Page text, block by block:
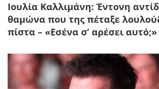
Ιουλία Καλλιμάνη: Έντονη
θαμώνα που της πέταξε
πίστα – «Εσένα σ’ αρέσει αυτό;»